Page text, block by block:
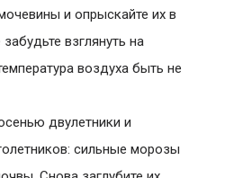
и опрыскайте их в
взглянуть на
воздуха быть не
двулетники и
сильные морозы